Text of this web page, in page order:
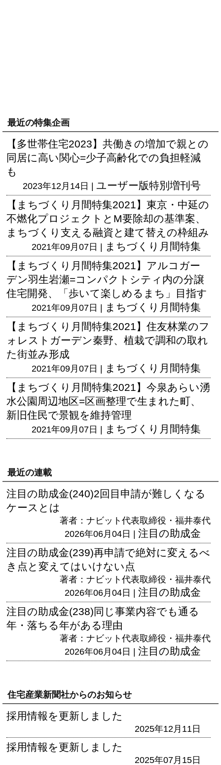
最近の特集企画
【多世帯住宅2023】共働きの増加で親との
同居に高い関心=少子高齢化での負担軽減
も
2023年12月14日 | ユーザー版特別増刊号
【まちづくり月間特集2021】東京・中延の
不燃化プロジェクトとM要除却の基準案、
まちづくり支える融資と建て替えの枠組み
2021年09月07日 | まちづくり月間特集
【まちづくり月間特集2021】アルコガー
デン羽生岩瀬=コンパクトシティ内の分譲
住宅開発、「歩いて楽しめるまち」目指す
2021年09月07日 | まちづくり月間特集
【まちづくり月間特集2021】住友林業のフ
ォレストガーデン秦野、植栽で調和の取れ
た街並み形成
2021年09月07日 | まちづくり月間特集
【まちづくり月間特集2021】今泉あらい湧
水公園周辺地区=区画整理で生まれた町、
新旧住民で景観を維持管理
2021年09月07日 | まちづくり月間特集
最近の連載
注目の助成金(240)2回目申請が難しくなる
ケースとは
著者：ナビット代表取締役・福井泰代
2026年06月04日 | 注目の助成金
注目の助成金(239)再申請で絶対に変えるべ
き点と変えてはいけない点
著者：ナビット代表取締役・福井泰代
2026年06月04日 | 注目の助成金
注目の助成金(238)同じ事業内容でも通る
年・落ちる年がある理由
著者：ナビット代表取締役・福井泰代
2026年06月04日 | 注目の助成金
住宅産業新聞社からのお知らせ
採用情報を更新しました
2025年12月11日
採用情報を更新しました
2025年07月15日